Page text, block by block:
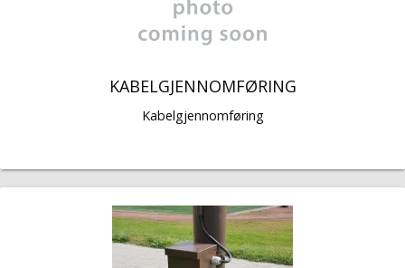
KABELGJENNOMFØRING
Kabelgjennomføring